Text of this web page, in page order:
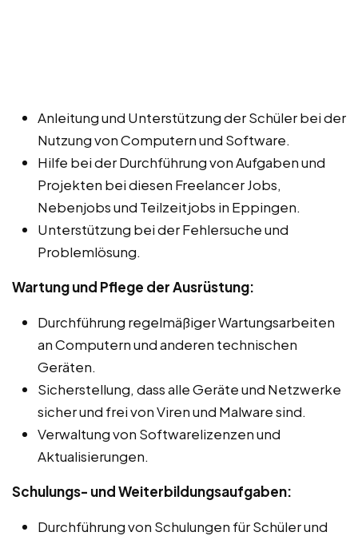
Anleitung und Unterstützung der Schüler bei der
Nutzung von Computern und Software.
Hilfe bei der Durchführung von Aufgaben und
Projekten bei diesen Freelancer Jobs,
Nebenjobs und Teilzeitjobs in Eppingen.
Unterstützung bei der Fehlersuche und
Problemlösung.
Wartung und Pflege der Ausrüstung:
Durchführung regelmäßiger Wartungsarbeiten
an Computern und anderen technischen
Geräten.
Sicherstellung, dass alle Geräte und Netzwerke
sicher und frei von Viren und Malware sind.
Verwaltung von Softwarelizenzen und
Aktualisierungen.
Schulungs- und Weiterbildungsaufgaben:
Durchführung von Schulungen für Schüler und